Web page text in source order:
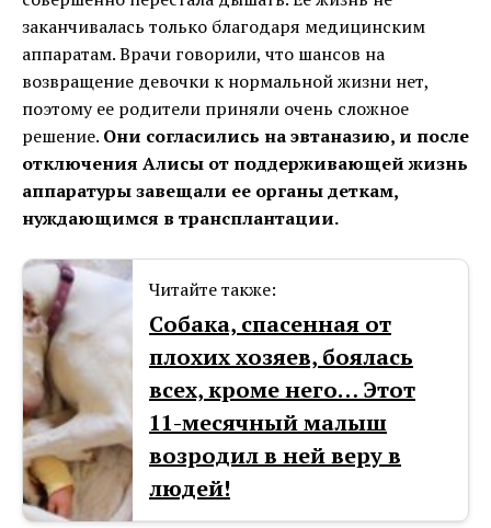
заканчивалась только благодаря медицинским
аппаратам. Врачи говорили, что шансов на
возвращение девочки к нормальной жизни нет,
поэтому ее родители приняли очень сложное
решение. Они согласились на эвтаназию, и после
отключения Алисы от поддерживающей жизнь
аппаратуры завещали ее органы деткам,
нуждающимся в трансплантации.
Читайте также:
Собака, спасенная от
плохих хозяев, боялась
всех, кроме него… Этот
11-месячный малыш
возродил в ней веру в
людей!